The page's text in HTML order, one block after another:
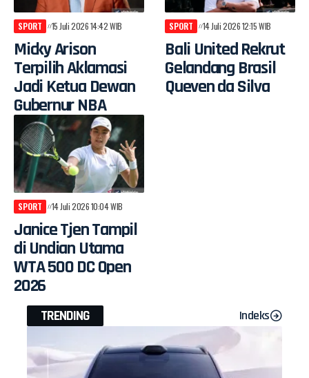
SPORT 15 Juli 2026 14:42 WIB
Micky Arison
Terpilih Aklamasi
Jadi Ketua Dewan
Gubernur NBA
SPORT 14 Juli 2026 12:15 WIB
Bali United Rekrut
Gelandang Brasil
Queven da Silva
SPORT 14 Juli 2026 10:04 WIB
Janice Tjen Tampil
di Undian Utama
WTA 500 DC Open
2026
TRENDING Indeks